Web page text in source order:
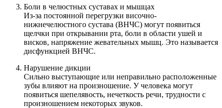
Боли в челюстных суставах и мышцах
Из-за постоянной перегрузки височно-
нижнечелюстного сустава (ВНЧС) могут появиться
щелчки при открывании рта, боли в области ушей и
висков, напряжение жевательных мышц. Это называется
дисфункцией ВНЧС.
Нарушение дикции
Сильно выступающие или неправильно расположенные
зубы влияют на произношение. У человека могут
появиться шепелявость, нечеткость речи, трудности с
произношением некоторых звуков.